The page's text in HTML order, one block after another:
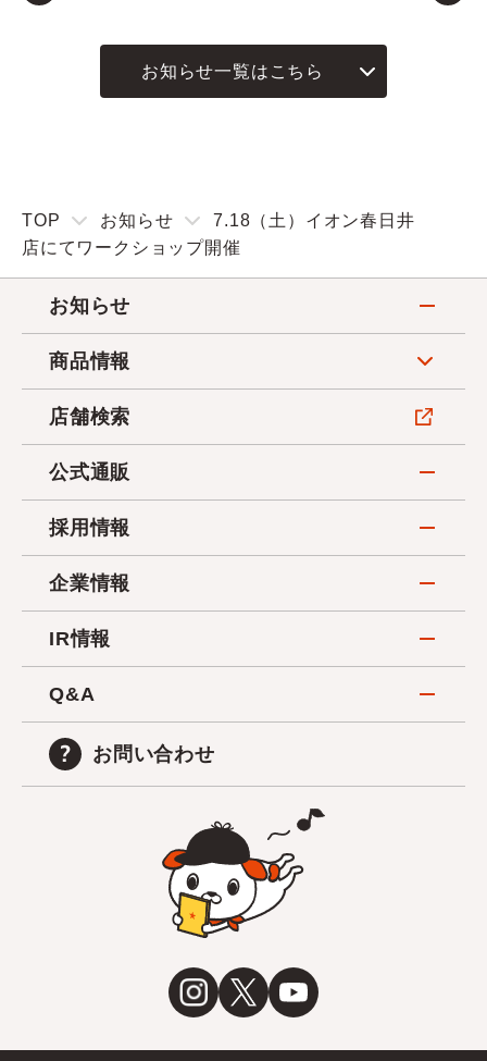
お知らせ一覧はこちら
TOP お知らせ
7.18（土）イオン春日井
店にてワークショップ開催
お知らせ
商品情報
店舗検索
公式通販
採用情報
企業情報
IR情報
Q&A
お問い合わせ